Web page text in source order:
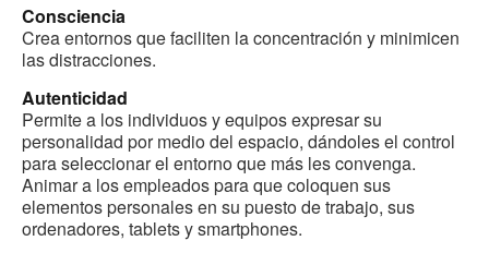
Consciencia
Crea entornos que faciliten la concentración y minimicen
las distracciones.
Autenticidad
Permite a los individuos y equipos expresar su
personalidad por medio del espacio, dándoles el control
para seleccionar el entorno que más les convenga.
Animar a los empleados para que coloquen sus
elementos personales en su puesto de trabajo, sus
ordenadores, tablets y smartphones.